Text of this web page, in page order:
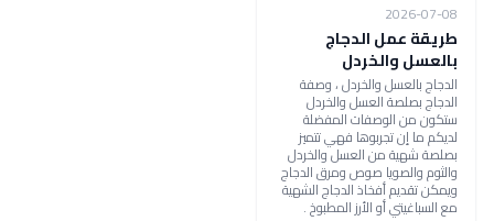
2026-07-08
طريقة عمل الدجاج
بالعسل والخردل
الدجاج بالعسل والخردل ، وصفة
الدجاج بصلصة العسل والخردل
ستكون من الوصفات المفضلة
لديكم ما إن تجربوها فهي تتميز
بصلصة شهية من العسل والخردل
والثوم والصويا صوص ومرق الدجاج
ويمكن تقديم أفخاذ الدجاج الشهية
مع السباغيتي أو الأرز المطبوخ .